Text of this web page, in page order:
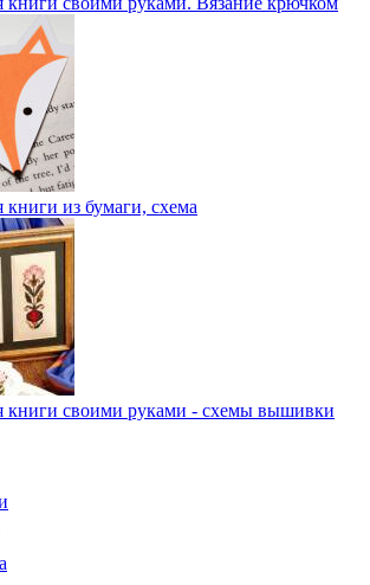
книги из бумаги, схема
книги своими руками - схемы вышивки